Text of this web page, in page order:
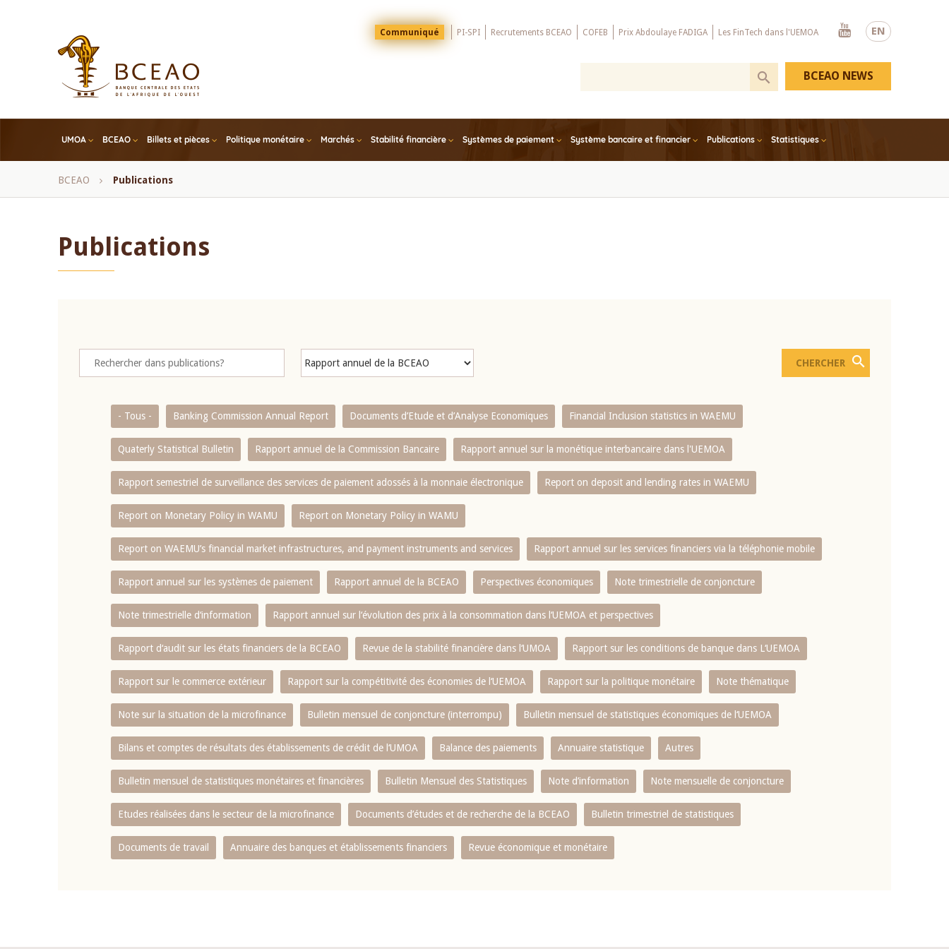
EN
Menu
Top
Communiqué PI-SPI Recrutements BCEAO COFEB Prix Abdoulaye FADIGA Les FinTech dans l'UEMOA
Youtube
UMOA BCEAO Billets et pièces Politique monétaire Marchés Stabilité financière Systèmes de paiement Système bancaire et financier Publications Statistiques
BCEAO NEWS
Fil
BCEAO Publications
Publications
- Tous - Banking Commission Annual Report Documents d’Etude et d’Analyse Economiques Financial Inclusion statistics in WAEMU
Quaterly Statistical Bulletin Rapport annuel de la Commission Bancaire Rapport annuel sur la monétique interbancaire dans l'UEMOA
Rapport semestriel de surveillance des services de paiement adossés à la monnaie électronique Report on deposit and lending rates in WAEMU
Report on Monetary Policy in WAMU Report on Monetary Policy in WAMU
Report on WAEMU’s financial market infrastructures, and payment instruments and services Rapport annuel sur les services financiers via la téléphonie mobile
Rapport annuel sur les systèmes de paiement Rapport annuel de la BCEAO Perspectives économiques Note trimestrielle de conjoncture
Note trimestrielle d‘information Rapport annuel sur l‘évolution des prix à la consommation dans l‘UEMOA et perspectives
Rapport d‘audit sur les états financiers de la BCEAO Revue de la stabilité financière dans l‘UMOA Rapport sur les conditions de banque dans L‘UEMOA
Rapport sur le commerce extérieur Rapport sur la compétitivité des économies de l‘UEMOA Rapport sur la politique monétaire Note thématique
Note sur la situation de la microfinance Bulletin mensuel de conjoncture (interrompu) Bulletin mensuel de statistiques économiques de l‘UEMOA
Bilans et comptes de résultats des établissements de crédit de l‘UMOA Balance des paiements Annuaire statistique Autres
Bulletin mensuel de statistiques monétaires et financières Bulletin Mensuel des Statistiques Note d’information Note mensuelle de conjoncture
Etudes réalisées dans le secteur de la microfinance Documents d’études et de recherche de la BCEAO Bulletin trimestriel de statistiques
Documents de travail Annuaire des banques et établissements financiers Revue économique et monétaire